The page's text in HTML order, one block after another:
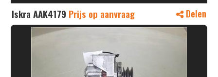
Iskra AAK4179 Prijs op aanvraag Delen